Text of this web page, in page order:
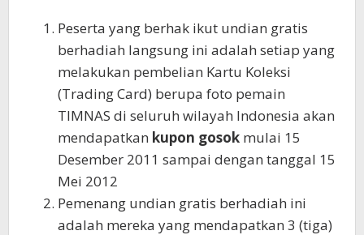
Peserta yang berhak ikut undian gratis
berhadiah langsung ini adalah setiap yang
melakukan pembelian Kartu Koleksi
(Trading Card) berupa foto pemain
TIMNAS di seluruh wilayah Indonesia akan
mendapatkan kupon gosok mulai 15
Desember 2011 sampai dengan tanggal 15
Mei 2012
Pemenang undian gratis berhadiah ini
adalah mereka yang mendapatkan 3 (tiga)